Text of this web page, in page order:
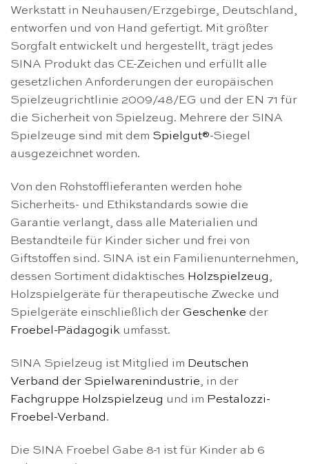
Werkstatt in Neuhausen/Erzgebirge, Deutschland,
entworfen und von Hand gefertigt. Mit größter
Sorgfalt entwickelt und hergestellt, trägt jedes
SINA Produkt das CE-Zeichen und erfüllt alle
gesetzlichen Anforderungen der europäischen
Spielzeugrichtlinie 2009/48/EG und der EN 71 für
die Sicherheit von Spielzeug. Mehrere der SINA
Spielzeuge sind mit dem Spielgut®-Siegel
ausgezeichnet worden.
Von den Rohstofflieferanten werden hohe
Sicherheits- und Ethikstandards sowie die
Garantie verlangt, dass alle Materialien und
Bestandteile für Kinder sicher und frei von
Giftstoffen sind. SINA ist ein Familienunternehmen,
dessen Sortiment didaktisches Holzspielzeug,
Holzspielgeräte für therapeutische Zwecke und
Spielgeräte einschließlich der Geschenke der
Froebel-Pädagogik umfasst.
SINA Spielzeug ist Mitglied im Deutschen
Verband der Spielwarenindustrie, in der
Fachgruppe Holzspielzeug und im Pestalozzi-
Froebel-Verband .
Die SINA Froebel Gabe 8-1 ist für Kinder ab 6